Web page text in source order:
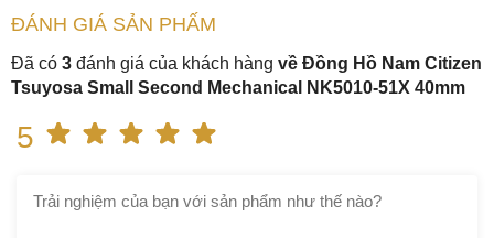
ĐÁNH GIÁ SẢN PHẤM
Đã có 3 đánh giá của khách hàng về Đồng Hồ Nam Citizen
Tsuyosa Small Second Mechanical NK5010-51X 40mm
5